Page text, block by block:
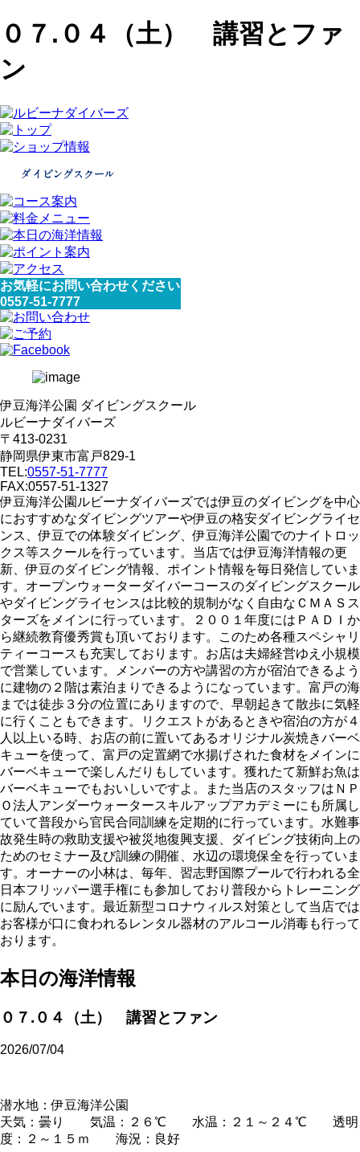
０７.０４（土） 講習とファ
ン
お気軽にお問い合わせください
0557-51-7777
伊豆海洋公園 ダイビングスクール
ルビーナダイバーズ
〒413-0231
静岡県伊東市富戸829-1
TEL:0557-51-7777
FAX:0557-51-1327
伊豆海洋公園ルビーナダイバーズでは伊豆のダイビングを中心
におすすめなダイビングツアーや伊豆の格安ダイビングライセ
ンス、伊豆での体験ダイビング、伊豆海洋公園でのナイトロッ
クス等スクールを行っています。当店では伊豆海洋情報の更
新、伊豆のダイビング情報、ポイント情報を毎日発信していま
す。オープンウォーターダイバーコースのダイビングスクール
やダイビングライセンスは比較的規制がなく自由なＣＭＡＳス
ターズをメインに行っています。２００１年度にはＰＡＤＩか
ら継続教育優秀賞も頂いております。このため各種スペシャリ
ティーコースも充実しております。お店は夫婦経営ゆえ小規模
で営業しています。メンバーの方や講習の方が宿泊できるよう
に建物の２階は素泊まりできるようになっています。富戸の海
までは徒歩３分の位置にありますので、早朝起きて散歩に気軽
に行くこともできます。リクエストがあるときや宿泊の方が４
人以上いる時、お店の前に置いてあるオリジナル炭焼きバーベ
キューを使って、富戸の定置網で水揚げされた食材をメインに
バーベキューで楽しんだりもしています。獲れたて新鮮お魚は
バーベキューでもおいしいですよ。また当店のスタッフはＮＰ
Ｏ法人アンダーウォータースキルアップアカデミーにも所属し
ていて普段から官民合同訓練を定期的に行っています。水難事
故発生時の救助支援や被災地復興支援、ダイビング技術向上の
ためのセミナー及び訓練の開催、水辺の環境保全を行っていま
す。オーナーの小林は、毎年、習志野国際プールで行われる全
日本フリッパー選手権にも参加しており普段からトレーニング
に励んでいます。最近新型コロナウィルス対策として当店では
お客様が口に食われるレンタル器材のアルコール消毒も行って
おります。
本日の海洋情報
０７.０４（土） 講習とファン
2026/07/04
潜水地：伊豆海洋公園
天気：曇り 気温：２６℃ 水温：２１～２４℃ 透明
度：２～１５ｍ 海況：良好